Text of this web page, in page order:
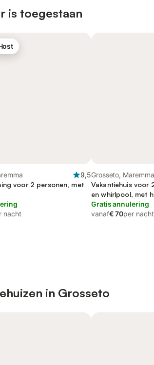
is toegestaan
9,5
voor 2 personen, met
nacht
Grosseto, Maremma
Vakantiehuis voor
en whirlpool, met
Gratis annulering
vanaf€ 70per nacht
in Grosseto